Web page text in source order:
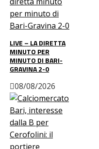
LIVE – LA DIRETTA
MINUTO PER
MINUTO DI BARI-
GRAVINA 2-0
08/08/2026